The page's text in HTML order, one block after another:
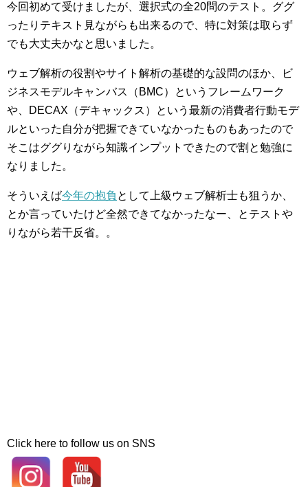
今回初めて受けましたが、選択式の全20問のテスト。ググ
ったりテキスト見ながらも出来るので、特に対策は取らず
でも大丈夫かなと思いました。
ウェブ解析の役割やサイト解析の基礎的な設問のほか、ビ
ジネスモデルキャンバス（BMC）というフレームワーク
や、DECAX（デキャックス）という最新の消費者行動モデ
ルといった自分が把握できていなかったものもあったので
そこはググりながら知識インプットできたので割と勉強に
なりました。
そういえば今年の抱負 として上級ウェブ解析士も狙うか、
とか言っていたけど全然できてなかったなー、とテストや
りながら若干反省。。
Click here to follow us on SNS